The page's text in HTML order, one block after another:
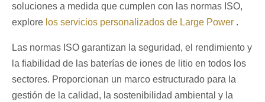
soluciones a medida que cumplen con las normas ISO,
explore los servicios personalizados de Large Power .
Las normas ISO garantizan la seguridad, el rendimiento y
la fiabilidad de las baterías de iones de litio en todos los
sectores. Proporcionan un marco estructurado para la
gestión de la calidad, la sostenibilidad ambiental y la